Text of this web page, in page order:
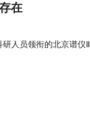
在
人员领衔的北京谱